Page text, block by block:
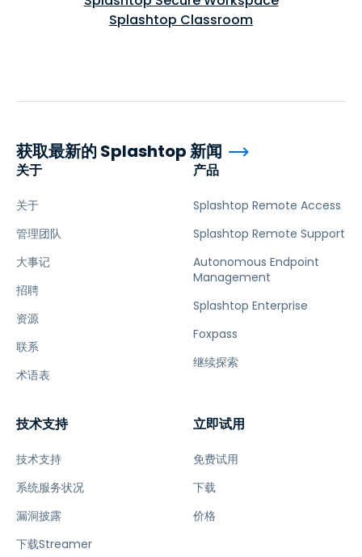
Splashtop Classroom
关于
关于
管理团队
大事记
招聘
资源
联系
术语表
产品
Splashtop Remote Access
Splashtop Remote Support
Autonomous Endpoint
Management
Splashtop Enterprise
Foxpass
继续探索
技术支持
技术支持
系统服务状况
漏洞披露
下载Streamer
立即试用
免费试用
下载
价格
获取最新的 Splashtop 新闻